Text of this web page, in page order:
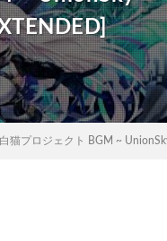
白猫プロジェクト BGM ~